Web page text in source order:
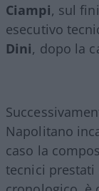
Ciampi, sul
esecutivo
Dini, dopo la
Napolitano
caso la
tecnici prestati